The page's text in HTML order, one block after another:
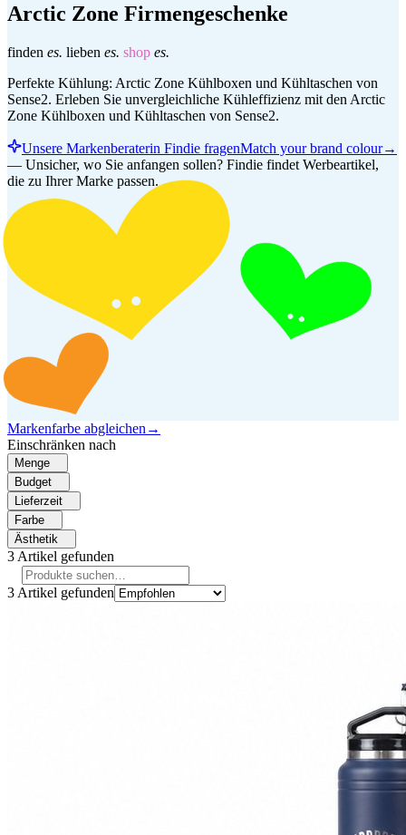
Arctic Zone Firmengeschenke
finden es. lieben es. shop es.
Perfekte Kühlung: Arctic Zone Kühlboxen und Kühltaschen von
Sense2. Erleben Sie unvergleichliche Kühleffizienz mit den Arctic
Zone Kühlboxen und Kühltaschen von Sense2.
Unsere Markenberaterin Findie fragenMatch your brand colour→
— Unsicher, wo Sie anfangen sollen? Findie findet Werbeartikel,
die zu Ihrer Marke passen.
Markenfarbe abgleichen →
Einschränken nach
Menge
Budget
Lieferzeit
Farbe
Ästhetik
3 Artikel gefunden
3 Artikel gefunden